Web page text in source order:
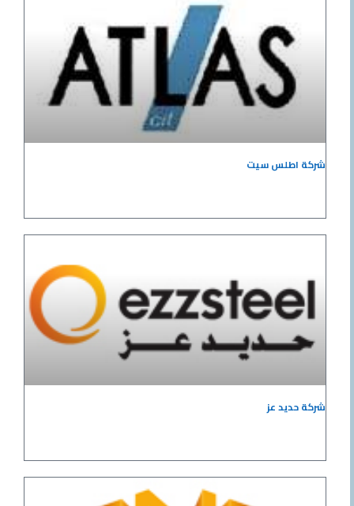
شركة اطلس سيت
شركة حديد عز